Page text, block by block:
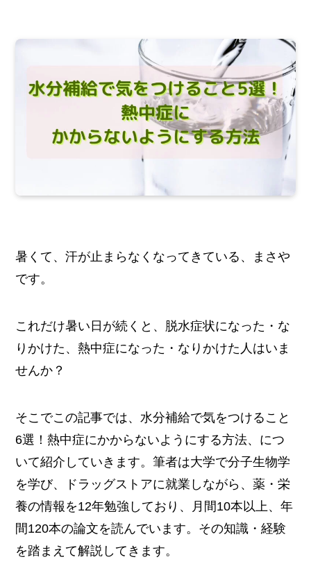
暑くて、汗が止まらなくなってきている、まさや
です。
これだけ暑い日が続くと、脱水症状になった・な
りかけた、熱中症になった・なりかけた人はいま
せんか？
そこでこの記事では、水分補給で気をつけること
6選！熱中症にかからないようにする方法、につ
いて紹介していきます。筆者は大学で分子生物学
を学び、ドラッグストアに就業しながら、薬・栄
養の情報を12年勉強しており、月間10本以上、年
間120本の論文を読んでいます。その知識・経験
を踏まえて解説してきます。